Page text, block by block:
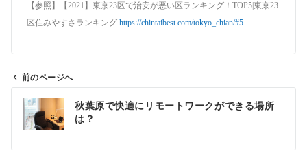
【参照】【2021 】東京23区で治安が悪い区ランキング！ TOP5|東京23
区住みやすさランキング https://chintaibest.com/tokyo_chian/#5
前のページへ
秋葉原で快適にリモートワークができる場所
は？